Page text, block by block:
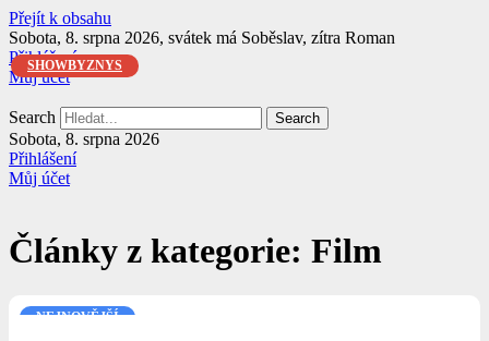
Přejít k obsahu
Sobota, 8. srpna 2026, svátek má Soběslav, zítra Roman
Přihlášení
Můj účet
Search Search
Sobota, 8. srpna 2026
Přihlášení
Můj účet
Články z kategorie: Film
NEJNOVĚJŠÍ
SHOWBYZNYS